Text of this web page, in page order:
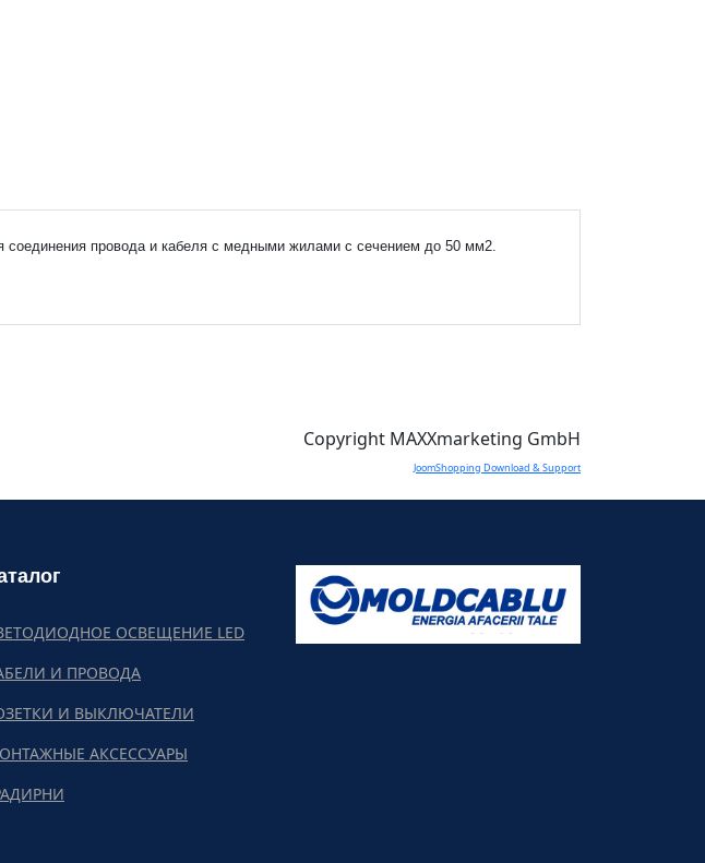
соединения провода и кабеля с медными жилами с сечением до 50 мм2.
Copyright MAXXmarketing GmbH
JoomShopping Download & Support
ОСВЕЩЕНИЕ LED
И ПРОВОДА
И ВЫКЛЮЧАТЕЛИ
АКСЕССУАРЫ